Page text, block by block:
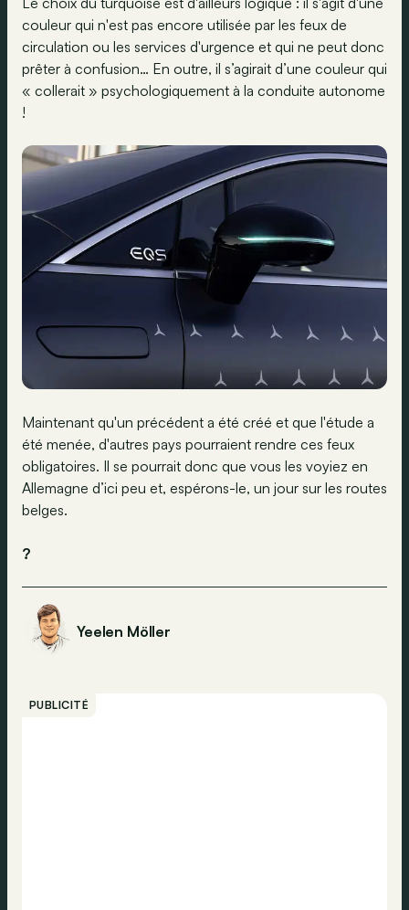
couleur qui n'est pas encore utilisée par les feux de
circulation ou les services d'urgence et qui ne peut donc
prêter à confusion… En outre, il s’agirait d’une couleur qui
« collerait » psychologiquement à la conduite autonome
!
Maintenant qu'un précédent a été créé et que l'étude a
été menée, d'autres pays pourraient rendre ces feux
obligatoires. Il se pourrait donc que vous les voyiez en
Allemagne d’ici peu et, espérons-le, un jour sur les routes
belges.
?
Yeelen Möller
PUBLICITÉ